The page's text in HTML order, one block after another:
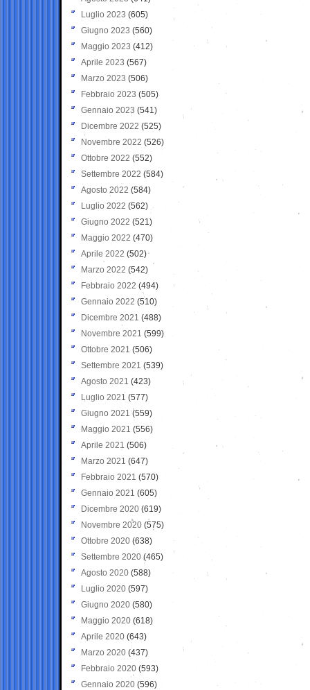
Luglio 2023 (605)
Giugno 2023 (560)
Maggio 2023 (412)
Aprile 2023 (567)
Marzo 2023 (506)
Febbraio 2023 (505)
Gennaio 2023 (541)
Dicembre 2022 (525)
Novembre 2022 (526)
Ottobre 2022 (552)
Settembre 2022 (584)
Agosto 2022 (584)
Luglio 2022 (562)
Giugno 2022 (521)
Maggio 2022 (470)
Aprile 2022 (502)
Marzo 2022 (542)
Febbraio 2022 (494)
Gennaio 2022 (510)
Dicembre 2021 (488)
Novembre 2021 (599)
Ottobre 2021 (506)
Settembre 2021 (539)
Agosto 2021 (423)
Luglio 2021 (577)
Giugno 2021(559)
Maggio 2021 (556)
Aprile 2021 (506)
Marzo 2021 (647)
Febbraio 2021 (570)
Gennaio 2021 (605)
Dicembre 2020 (619)
Novembre 2020 (575)
Ottobre 2020 (638)
Settembre 2020(465)
Agosto 2020 (588)
Luglio 2020 (597)
Giugno 2020 (580)
Maggio 2020 (618)
Aprile 2020 (643)
Marzo 2020 (437)
Febbraio 2020 (593)
Gennaio 2020 (596)